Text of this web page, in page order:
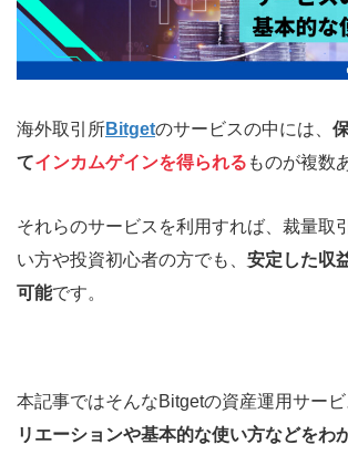
海外取引所Bitgetのサービスの中には、
てインカムゲインを得られる ものが複数
それらのサービスを利用すれば、裁量取
い方や投資初心者の方でも、 安定した収
可能です。
本記事ではそんなBitgetの資産運用サー
リエーションや基本的な使い方などをわ